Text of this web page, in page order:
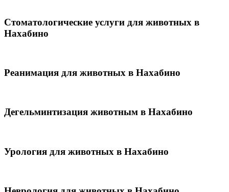
Стоматологические услуги для животных в
Нахабино
Реанимация для животных в Нахабино
Дегельминтизация животным в Нахабино
Урология для животных в Нахабино